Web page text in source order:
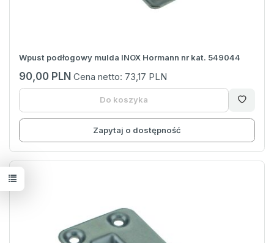
Wpust podłogowy mulda INOX Hormann nr kat. 549044
90,00 PLN Cena netto: 73,17 PLN
Do koszyka
Zapytaj o dostępność